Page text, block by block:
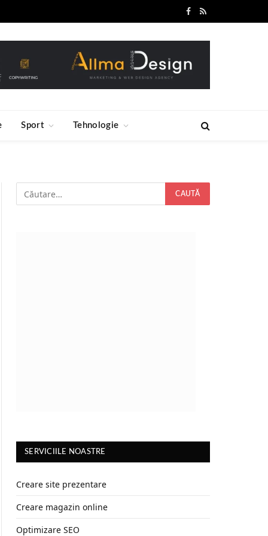
Facebook
RSS
Sport Tehnologie
SERVICIILE NOASTRE
Creare site prezentare
Creare magazin online
Optimizare SEO